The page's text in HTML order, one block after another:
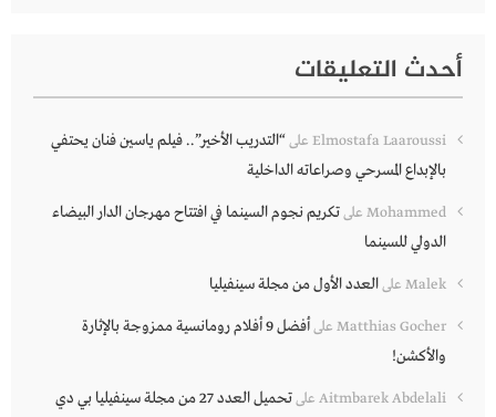
أحدث التعليقات
Elmostafa Laaroussi على“التدريب الأخير”.. فيلم ياسين فنان يحتفي
بالإبداع المسرحي وصراعاته الداخلية
Mohammed علىتكريم نجوم السينما في افتتاح مهرجان الدار البيضاء
الدولي للسينما
Malek علىالعدد الأول من مجلة سينفيليا
Matthias Gocher على
أفضل 9 أفلام رومانسية ممزوجة بالإثارة
والأكشن!
Aitmbarek Abdelali على
تحميل العدد 27 من مجلة سينفيليا بي دي